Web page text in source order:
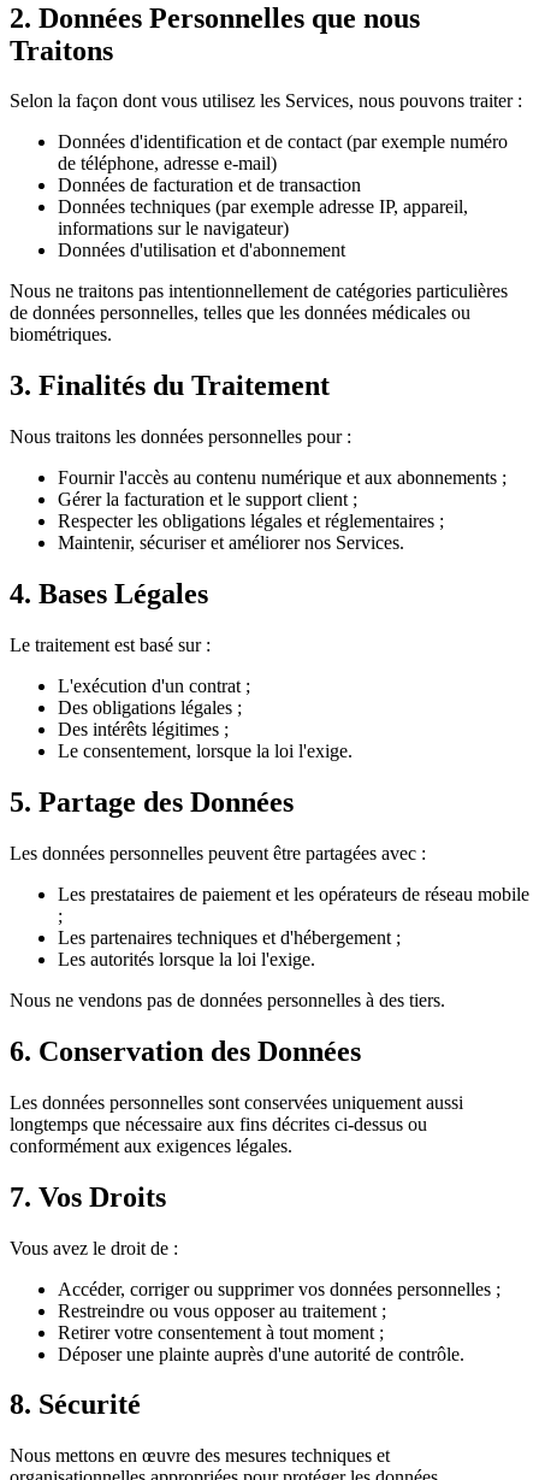
2. Données Personnelles que nous
Traitons
Selon la façon dont vous utilisez les Services, nous pouvons traiter :
Données d'identification et de contact (par exemple numéro
de téléphone, adresse e-mail)
Données de facturation et de transaction
Données techniques (par exemple adresse IP, appareil,
informations sur le navigateur)
Données d'utilisation et d'abonnement
Nous ne traitons pas intentionnellement de catégories particulières
de données personnelles, telles que les données médicales ou
biométriques.
3. Finalités du Traitement
Nous traitons les données personnelles pour :
Fournir l'accès au contenu numérique et aux abonnements ;
Gérer la facturation et le support client ;
Respecter les obligations légales et réglementaires ;
Maintenir, sécuriser et améliorer nos Services.
4. Bases Légales
Le traitement est basé sur :
L'exécution d'un contrat ;
Des obligations légales ;
Des intérêts légitimes ;
Le consentement, lorsque la loi l'exige.
5. Partage des Données
Les données personnelles peuvent être partagées avec :
Les prestataires de paiement et les opérateurs de réseau mobile
;
Les partenaires techniques et d'hébergement ;
Les autorités lorsque la loi l'exige.
Nous ne vendons pas de données personnelles à des tiers.
6. Conservation des Données
Les données personnelles sont conservées uniquement aussi
longtemps que nécessaire aux fins décrites ci-dessus ou
conformément aux exigences légales.
7. Vos Droits
Vous avez le droit de :
Accéder, corriger ou supprimer vos données personnelles ;
Restreindre ou vous opposer au traitement ;
Retirer votre consentement à tout moment ;
Déposer une plainte auprès d'une autorité de contrôle.
8. Sécurité
Nous mettons en œuvre des mesures techniques et